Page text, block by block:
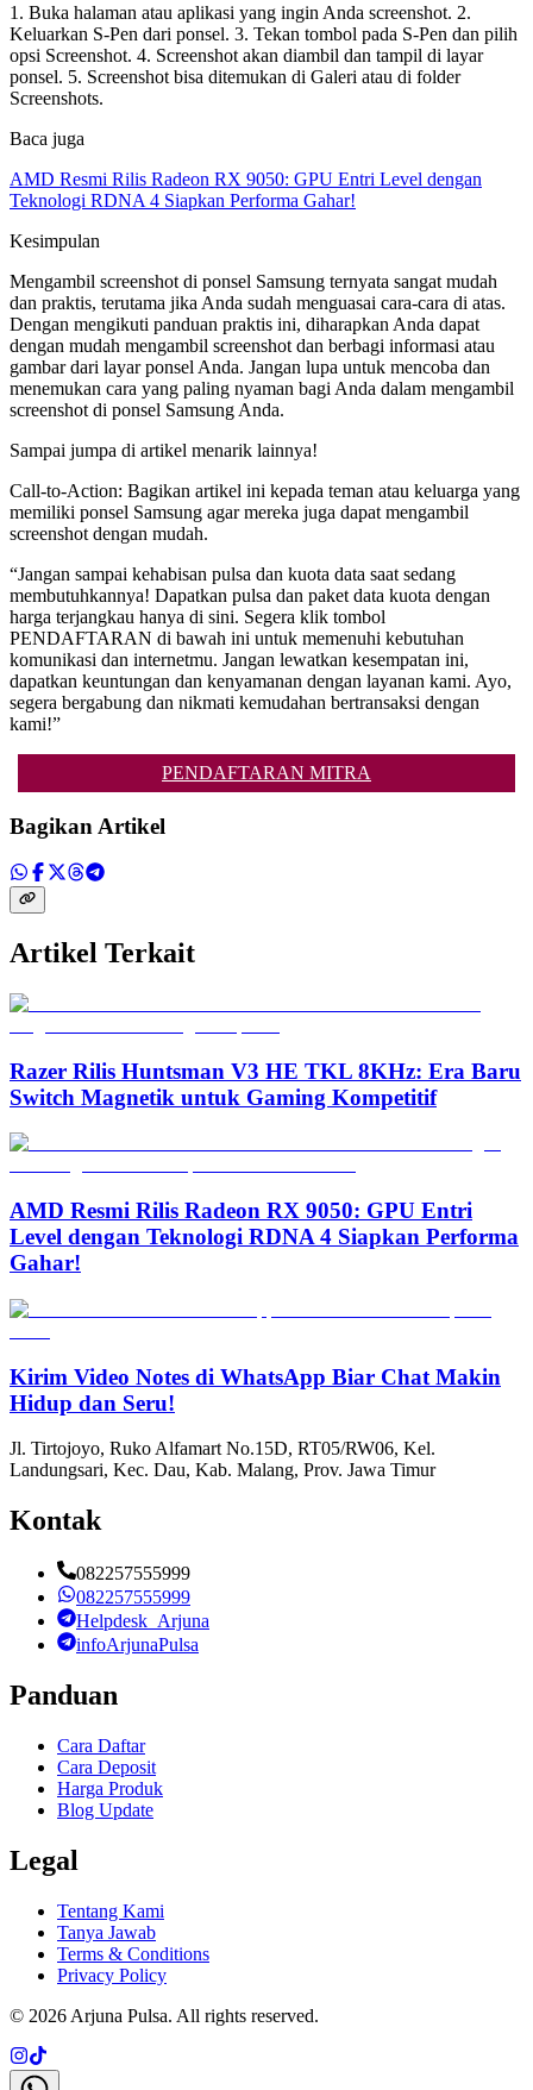
1. Buka halaman atau aplikasi yang ingin Anda screenshot. 2.
Keluarkan S-Pen dari ponsel. 3. Tekan tombol pada S-Pen dan pilih
opsi Screenshot. 4. Screenshot akan diambil dan tampil di layar
ponsel. 5. Screenshot bisa ditemukan di Galeri atau di folder
Screenshots.
Baca juga
AMD Resmi Rilis Radeon RX 9050: GPU Entri Level dengan
Teknologi RDNA 4 Siapkan Performa Gahar!
Kesimpulan
Mengambil screenshot di ponsel Samsung ternyata sangat mudah
dan praktis, terutama jika Anda sudah menguasai cara-cara di atas.
Dengan mengikuti panduan praktis ini, diharapkan Anda dapat
dengan mudah mengambil screenshot dan berbagi informasi atau
gambar dari layar ponsel Anda. Jangan lupa untuk mencoba dan
menemukan cara yang paling nyaman bagi Anda dalam mengambil
screenshot di ponsel Samsung Anda.
Sampai jumpa di artikel menarik lainnya!
Call-to-Action: Bagikan artikel ini kepada teman atau keluarga yang
memiliki ponsel Samsung agar mereka juga dapat mengambil
screenshot dengan mudah.
“Jangan sampai kehabisan pulsa dan kuota data saat sedang
membutuhkannya! Dapatkan pulsa dan paket data kuota dengan
harga terjangkau hanya di sini. Segera klik tombol
PENDAFTARAN di bawah ini untuk memenuhi kebutuhan
komunikasi dan internetmu. Jangan lewatkan kesempatan ini,
dapatkan keuntungan dan kenyamanan dengan layanan kami. Ayo,
segera bergabung dan nikmati kemudahan bertransaksi dengan
kami!”
PENDAFTARAN MITRA
Bagikan Artikel
Artikel Terkait
Razer Rilis Huntsman V3 HE TKL 8KHz: Era Baru
Switch Magnetik untuk Gaming Kompetitif
AMD Resmi Rilis Radeon RX 9050: GPU Entri
Level dengan Teknologi RDNA 4 Siapkan Performa
Gahar!
Kirim Video Notes di WhatsApp Biar Chat Makin
Hidup dan Seru!
Jl. Tirtojoyo, Ruko Alfamart No.15D, RT05/RW06, Kel.
Landungsari, Kec. Dau, Kab. Malang, Prov. Jawa Timur
Kontak
082257555999
082257555999
Helpdesk_Arjuna
infoArjunaPulsa
Panduan
Cara Daftar
Cara Deposit
Harga Produk
Blog Update
Legal
Tentang Kami
Tanya Jawab
Terms & Conditions
Privacy Policy
© 2026 Arjuna Pulsa. All rights reserved.